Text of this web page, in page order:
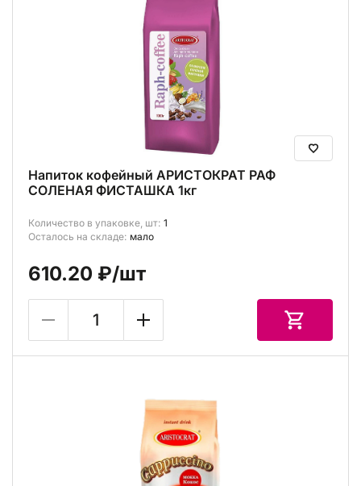
Напиток кофейный АРИСТОКРАТ РАФ
СОЛЕНАЯ ФИСТАШКА 1кг
Количество в упаковке, шт: 1
Осталось на складе: мало
610.20 ₽/шт